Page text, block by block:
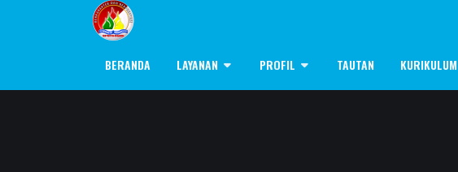
BERANDA LAYANAN PROFIL TAUTAN KURIKULUM